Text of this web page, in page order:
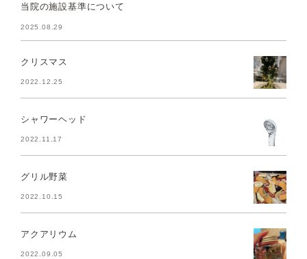
当院の施設基準について
2025.08.29
クリスマス
2022.12.25
シャワーヘッド
2022.11.17
グリル野菜
2022.10.15
アクアリウム
2022.09.05